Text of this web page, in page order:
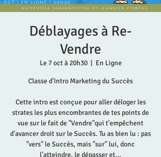
Déblayages à Re-
Vendre
Le 7 oct à 20h30
  |
En Ligne
Classe d'Intro Marketing du Succès
Cette intro est conçue pour aller déloger les
strates les plus encombrantes de tes points de
vue sur le fait de "Vendre"qui t'empêchent
d'avancer droit sur le Succès. Tu as bien lu : pas
"vers" le Succès, mais "sur" lui, donc
l'atteindre, le dépasser et...